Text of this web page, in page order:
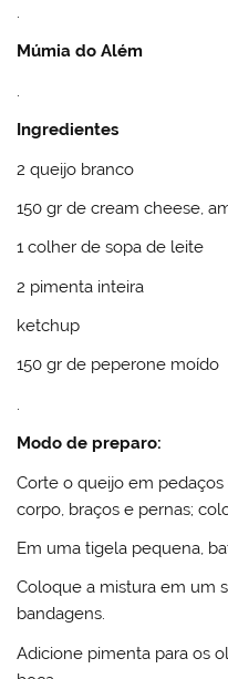
.
Múmia do Além
.
Ingredientes
2 queijo branco
150 gr de cream cheese,
1 colher de sopa de leite
2 pimenta inteira
ketchup
150 gr de peperone moído
.
Modo de preparo:
Corte o queijo em
corpo, braços e pernas;
Em uma tigela pequena,
Coloque a mistura em um
bandagens.
Adicione pimenta para os